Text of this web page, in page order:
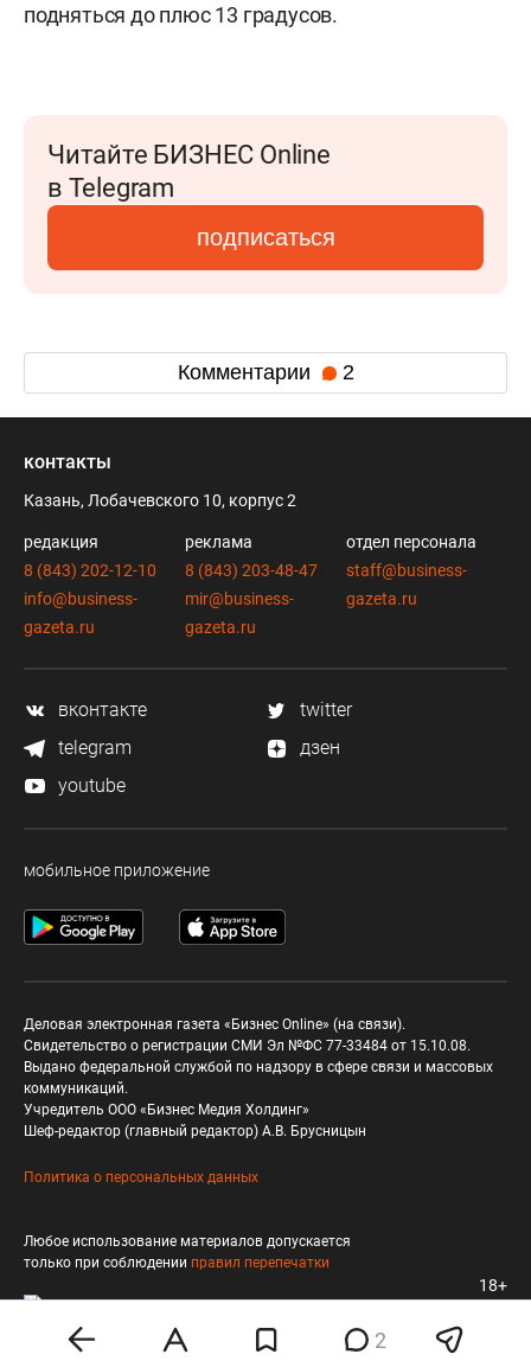
подняться до плюс 13 градусов.
Читайте БИЗНЕС Online
в Telegram
подписаться
Комментарии 2
2
контакты
Казань, Лобачевского 10, корпус 2
редакция
8 (843) 202-12-10
info@business-
gazeta.ru
реклама
8 (843) 203-48-47
mir@business-
gazeta.ru
отдел персонала
staff@business-
gazeta.ru
вконтакте
twitter
telegram
дзен
youtube
мобильное приложение
Деловая электронная газета «Бизнес Online» (на связи).
Свидетельство о регистрации СМИ Эл №ФС 77-33484 от 15.10.08.
Выдано федеральной службой по надзору в сфере связи и массовых
коммуникаций.
Учредитель ООО «Бизнес Медия Холдинг»
Шеф-редактор (главный редактор) А.В. Брусницын
Политика о персональных данных
Любое использование материалов допускается
только при соблюдении правил перепечатки
18+